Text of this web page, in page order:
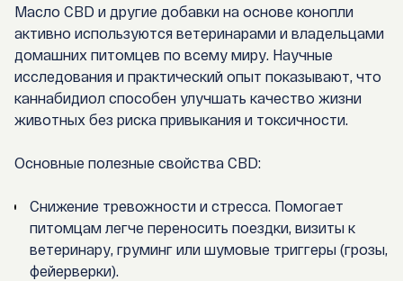
Масло CBD и другие добавки на основе конопли
активно используются ветеринарами и владельцами
домашних питомцев по всему миру. Научные
исследования и практический опыт показывают, что
каннабидиол способен улучшать качество жизни
животных без риска привыкания и токсичности.
Основные полезные свойства CBD:
Снижение тревожности и стресса. Помогает
питомцам легче переносить поездки, визиты к
ветеринару, груминг или шумовые триггеры (грозы,
фейерверки).